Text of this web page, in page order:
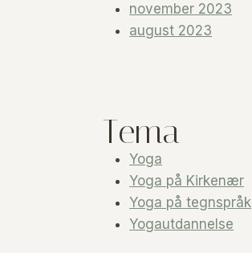
november 2023
august 2023
Tema
Yoga
Yoga på Kirkenær
Yoga på tegnspråk
Yogautdannelse